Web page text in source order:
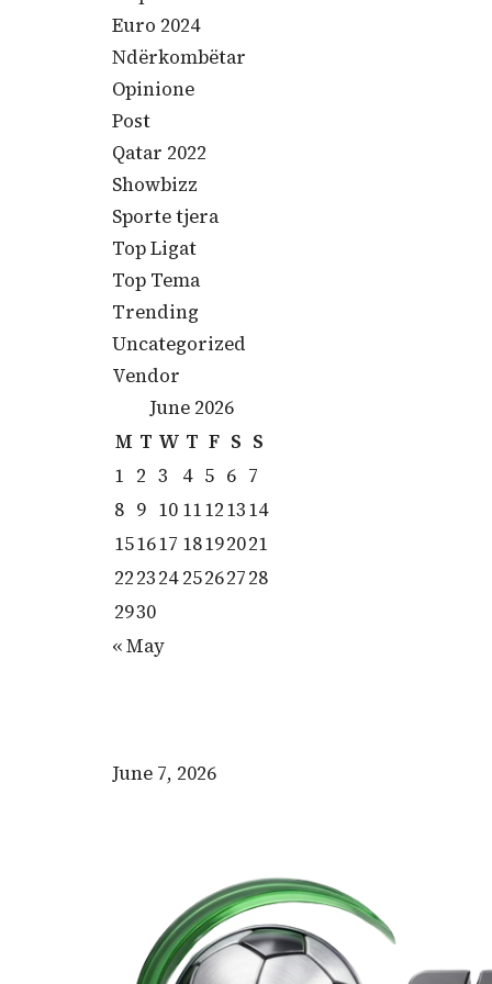
t
e
n
t
Euro 2024
Ndërkombëtar
Opinione
Post
Qatar 2022
Showbizz
Sporte tjera
Top Ligat
Top Tema
Trending
Uncategorized
Vendor
June 2026
M T W T F S S
1 2 3 4 5 6 7
8 9 10 11121314
151617 18192021
222324 25262728
2930
« May
June 7, 2026